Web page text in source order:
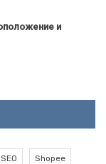
и
SEO Shopee